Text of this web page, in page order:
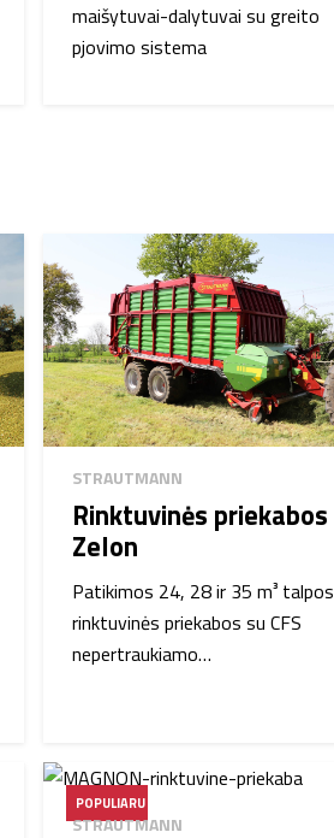
maišytuvai-dalytuvai su greito
pjovimo sistema
STRAUTMANN
Rinktuvinės priekabos
Zelon
Patikimos 24, 28 ir 35 m³ talpos
rinktuvinės priekabos su CFS
nepertraukiamo…
POPULIARU
STRAUTMANN